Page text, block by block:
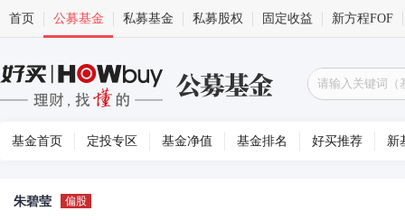
首页 公募基金 私募基金 私募股权 固定收益 新方程FOF
基金首页 定投专区 基金净值 基金排名 好买推荐 新
朱碧莹 偏股